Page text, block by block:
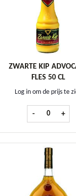
ZWARTE KIP
FLES 50 CL
Log in om de prijs te
- Zwarte Kip
+